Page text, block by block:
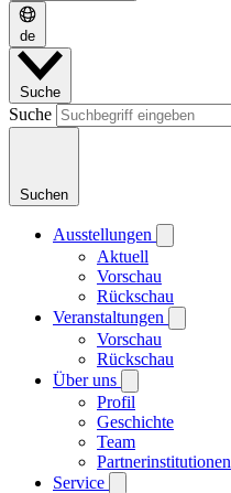
de
Suche
Suche
Suchen
Ausstellungen
Aktuell
Vorschau
Rückschau
Veranstaltungen
Vorschau
Rückschau
Über uns
Profil
Geschichte
Team
Partnerinstitutionen
Service